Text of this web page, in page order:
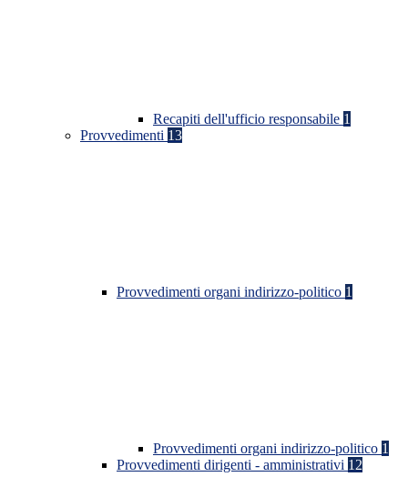
Recapiti dell'ufficio responsabile 1
Provvedimenti 13
Provvedimenti organi indirizzo-politico 1
Provvedimenti organi indirizzo-politico 1
Provvedimenti dirigenti - amministrativi 12